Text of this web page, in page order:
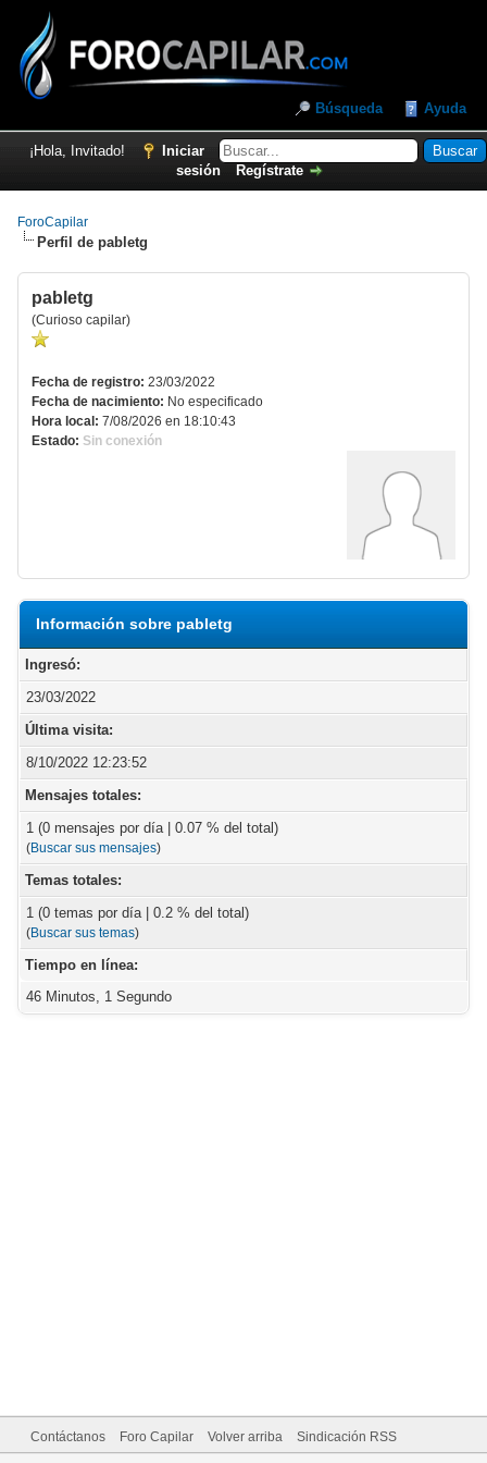
Búsqueda Ayuda
¡Hola, Invitado!
Iniciar
sesión
Regístrate
ForoCapilar
Perfil de pabletg
Perfil de pabletg
pabletg
(Curioso capilar)
Fecha de registro: 23/03/2022
Fecha de nacimiento: No especificado
Hora local: 7/08/2026 en 18:10:43
Estado: Sin conexión
Información sobre pabletg
Ingresó:
23/03/2022
Última visita:
8/10/2022 12:23:52
Mensajes totales:
1 (0 mensajes por día | 0.07 % del total)
(Buscar sus mensajes)
Temas totales:
1 (0 temas por día | 0.2 % del total)
(Buscar sus temas)
Tiempo en línea:
46 Minutos, 1 Segundo
Contáctanos Foro Capilar Volver arriba Sindicación RSS